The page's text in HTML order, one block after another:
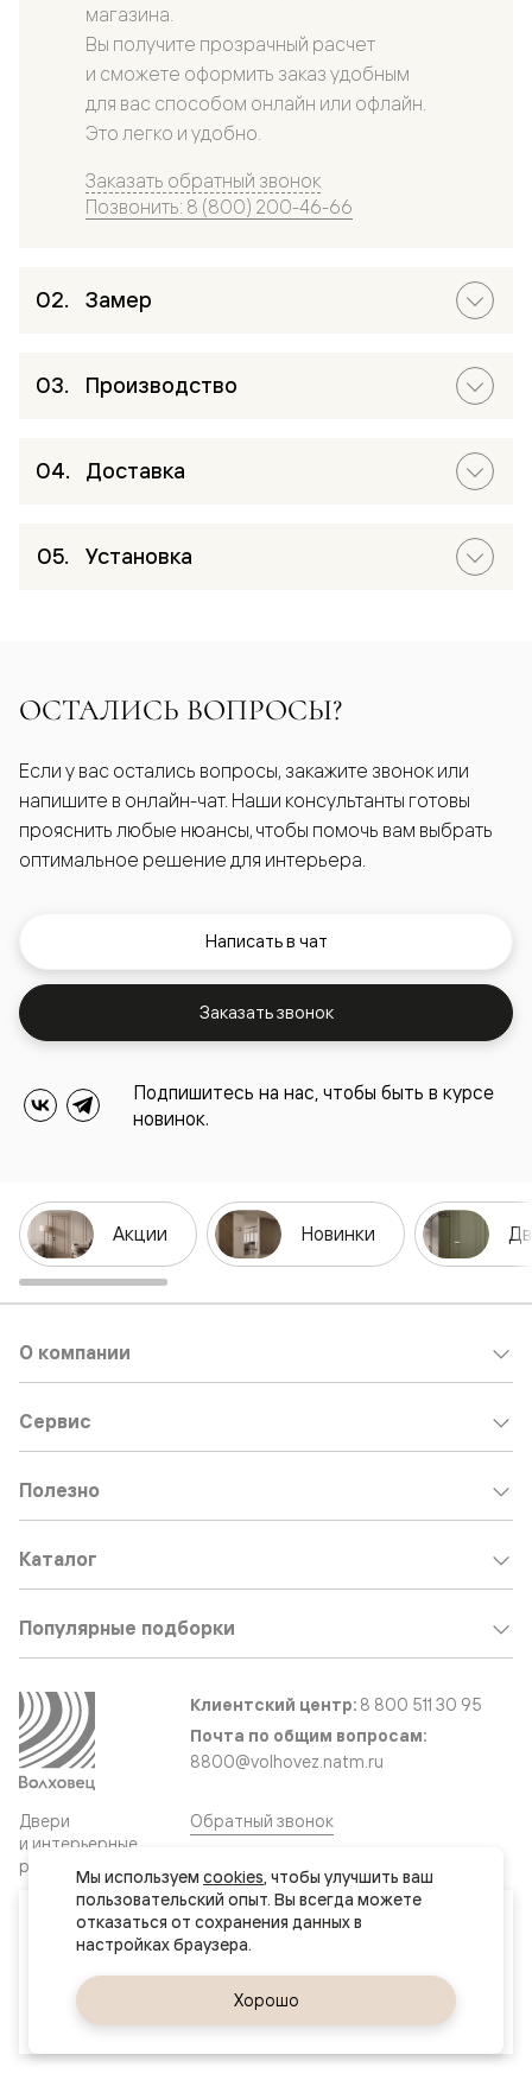
Ваш город
магазина.
Вы получите прозрачный расчет
и сможете оформить заказ удобным
для вас способом онлайн или офлайн.
Это легко и удобно.
Заказать обратный звонок
Позвонить: 8 (800) 200-46-66
Замер
Производство
Доставка
Установка
ОСТАЛИСЬ ВОПРОСЫ?
Если у вас остались вопросы, закажите звонок или
напишите в онлайн-чат. Наши консультанты готовы
прояснить любые нюансы, чтобы помочь вам выбрать
оптимальное решение для интерьера.
Написать в чат
Заказать звонок
Подпишитесь на нас, чтобы быть в курсе
новинок.
Акции Новинки
Двери
и интерьерные
решения
О компании
Сервис
Полезно
Каталог
Популярные подборки
Клиентский центр: 8 800 511 30 95
Почта по общим вопросам:
8800@volhovez.natm.ru
Обратный звонок
Сайт не является публичной офертой
Правовая информация
Дизайн сайта совместно с агентством
Супрематика
Мы используем cookies, чтобы улучшить ваш
пользовательский опыт. Вы всегда можете
отказаться от сохранения данных в
Хорошо